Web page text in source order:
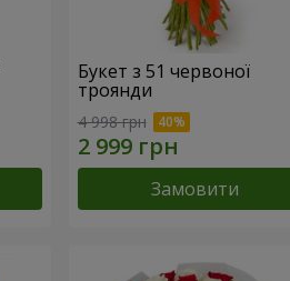
Букет з 51 червоної
троянди
4 998 грн
Замовити